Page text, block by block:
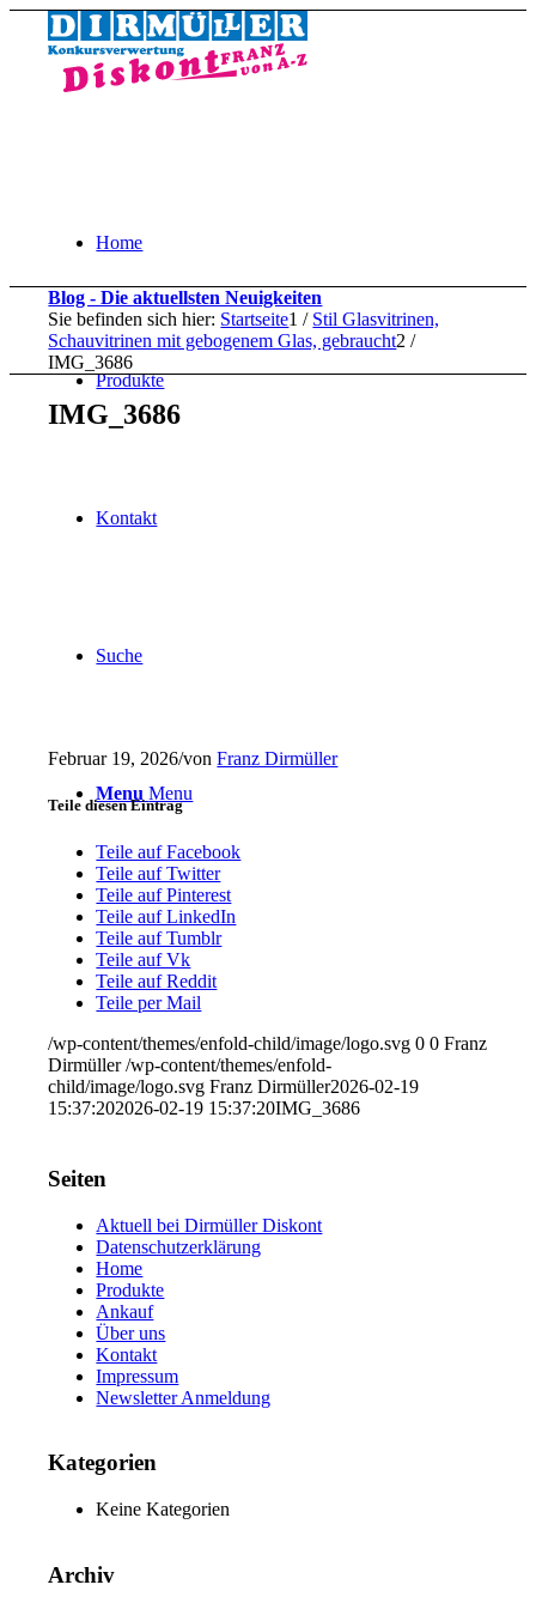
Home
Produkte
Kontakt
Suche
Menu Menu
Blog - Die aktuellsten Neuigkeiten
Sie befinden sich hier: Startseite1 / Stil Glasvitrinen,
Schauvitrinen mit gebogenem Glas, gebraucht2 /
IMG_3686
IMG_3686
Februar 19, 2026/vonFranz Dirmüller
Teile diesen Eintrag
Teile auf Facebook
Teile auf Twitter
Teile auf Pinterest
Teile auf LinkedIn
Teile auf Tumblr
Teile auf Vk
Teile auf Reddit
Teile per Mail
/wp-content/themes/enfold-child/image/logo.svg 0 0 Franz
Dirmüller /wp-content/themes/enfold-
child/image/logo.svg Franz Dirmüller2026-02-19
15:37:202026-02-19 15:37:20IMG_3686
Seiten
Aktuell bei Dirmüller Diskont
Datenschutzerklärung
Home
Produkte
Ankauf
Über uns
Kontakt
Impressum
Newsletter Anmeldung
Kategorien
Keine Kategorien
Archiv